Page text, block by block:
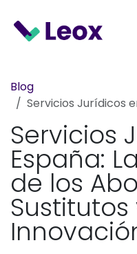
Blog
Servicios Jurídicos en España: La
Servicios
España:
de los
Sustitutos